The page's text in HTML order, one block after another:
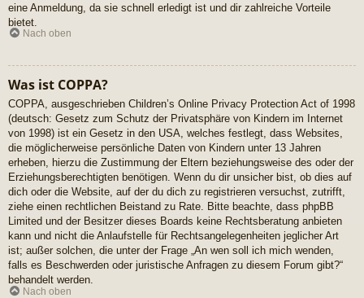
eine Anmeldung, da sie schnell erledigt ist und dir zahlreiche Vorteile
bietet.
Nach oben
Was ist COPPA?
COPPA, ausgeschrieben Children’s Online Privacy Protection Act of 1998
(deutsch: Gesetz zum Schutz der Privatsphäre von Kindern im Internet
von 1998) ist ein Gesetz in den USA, welches festlegt, dass Websites,
die möglicherweise persönliche Daten von Kindern unter 13 Jahren
erheben, hierzu die Zustimmung der Eltern beziehungsweise des oder der
Erziehungsberechtigten benötigen. Wenn du dir unsicher bist, ob dies auf
dich oder die Website, auf der du dich zu registrieren versuchst, zutrifft,
ziehe einen rechtlichen Beistand zu Rate. Bitte beachte, dass phpBB
Limited und der Besitzer dieses Boards keine Rechtsberatung anbieten
kann und nicht die Anlaufstelle für Rechtsangelegenheiten jeglicher Art
ist; außer solchen, die unter der Frage „An wen soll ich mich wenden,
falls es Beschwerden oder juristische Anfragen zu diesem Forum gibt?“
behandelt werden.
Nach oben